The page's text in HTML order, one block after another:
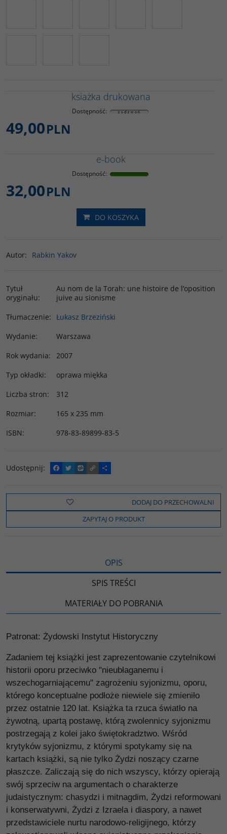
ksiażka drukowana
Dostępność:
49,00PLN
e-book
Dostępność:
32,00PLN
DO KOSZYKA
Autor: Rabkin Yakov
Tytuł
oryginału:
Au nom de la Torah: une histoire de l’oposition
juive au sionisme
Tłumaczenie: Łukasz Brzeziński
Wydanie:
Warszawa
Rok wydania:
2007
Typ okładki:
oprawa miękka
Liczba stron:
312
Rozmiar:
165 x 235 mm
ISBN: 978-83-89899-83-5
Udostępnij:
F
a
e
o
k
T
w
t
t
e
W
y
o
C
o
y
i
n
k
P
o
z
e
l
s
DODAJ DO PRZECHOWALNI
ZAPYTAJ O PRODUKT
OPIS
SPIS TREŚCI
MATERIAŁY DO POBRANIA
Patronat: Żydowski Instytut Historyczny
Zadaniem tej książki jest zaprezentowanie czytelnikowi
historii oporu przeciwko "nieubłaganemu i
wszechogarniającemu" zagrożeniu syjonizmu, oporu,
którego konceptualne podłoże niewiele się zmieniło
przez ostatnie 120 lat. Książka ta rzuca światło na
żywotną, upartą postawę, którą zwolennicy syjonizmu
postrzegają z kolei jako świętokradztwo. Wśród
krytyków syjonizmu, z którymi spotykamy się na
kartach książki, są nie tylko Żydzi noszący czarne
płaszcze. Zaliczają się do nich wszyscy, którzy opierają
swój sprzeciw na argumentach o charakterze
judaistycznym: chasydzi i mitnagdim, Żydzi reformowani
i konserwatywni, Żydzi z Izraela i diaspory, a nawet
przedstawiciele nurtu narodowo-religijnego, którzy